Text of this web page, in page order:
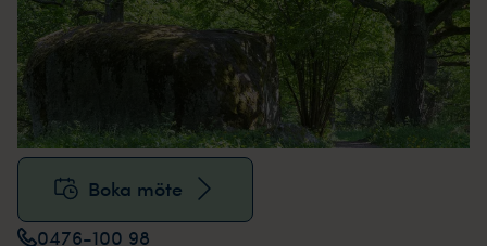
Boka möte
0476-100 98